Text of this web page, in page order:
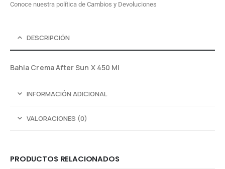
Conoce nuestra política de Cambios y Devoluciones
DESCRIPCIÓN
Bahia Crema After Sun X 450 Ml
INFORMACIÓN ADICIONAL
VALORACIONES (0)
PRODUCTOS RELACIONADOS